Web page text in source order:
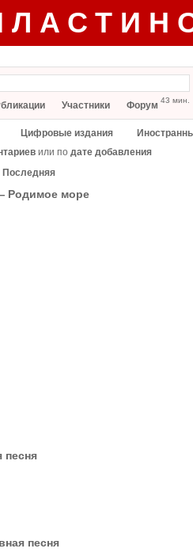
Участники Форум 43 мин.
Цифровые издания
или по дате добавления
Последняя
Родимое море
песня